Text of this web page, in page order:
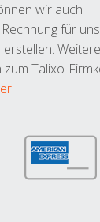
wir auch
für
Weitere
Talixo-
.